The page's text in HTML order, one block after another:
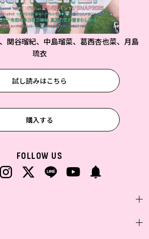
関谷瑠紀、中島瑠菜、葛西杏也菜、月島
琉衣
試し読みはこちら
購入する
FOLLOW US